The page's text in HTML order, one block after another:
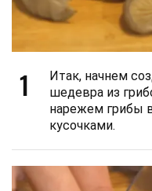
1
Итак, начнем
шедевра из
нарежем грибы
кусочками.